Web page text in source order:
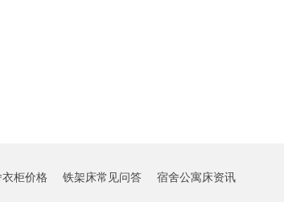
柜价格 铁架床常见问答 宿舍公寓床资讯